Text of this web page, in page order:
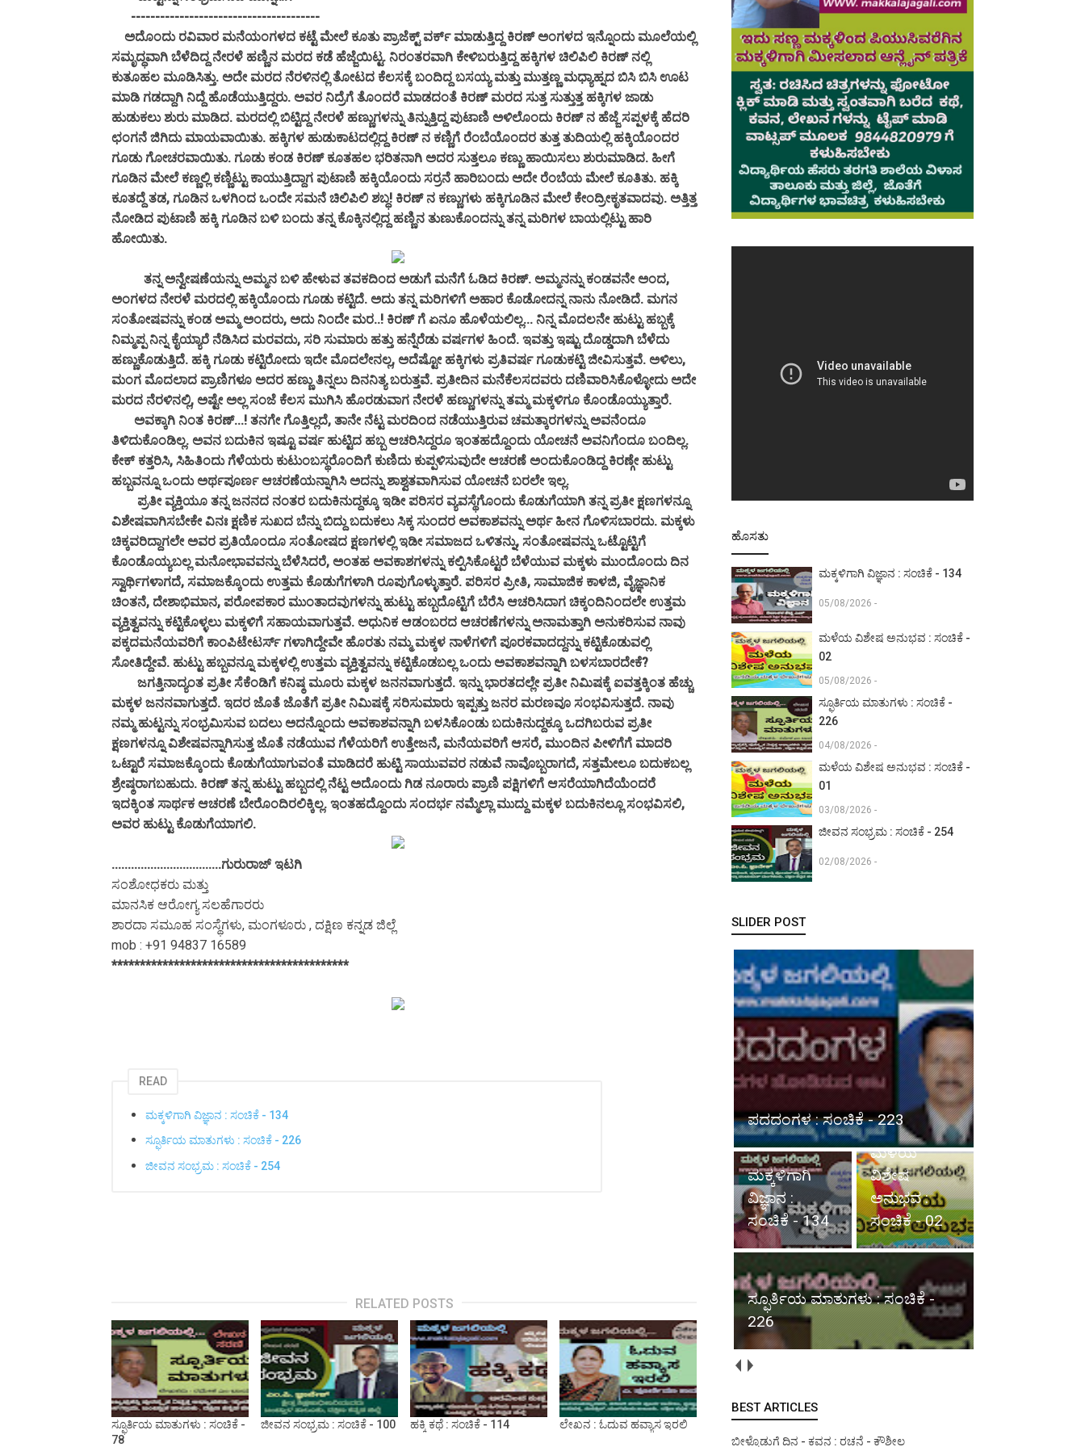
---------------------------------------
ಅದೊಂದು ರವಿವಾರ ಮನೆಯಂಗಳದ ಕಟ್ಟೆ ಮೇಲೆ ಕೂತು ಪ್ರಾಜೆಕ್ಟ್ ವರ್ಕ್ ಮಾಡುತ್ತಿದ್ದ ಕಿರಣ್ ಅಂಗಳದ ಇನ್ನೊಂದು ಮೂಲೆಯಲ್ಲಿ
ಸಮೃದ್ಧವಾಗಿ ಬೆಳೆದಿದ್ದ ನೇರಳೆ ಹಣ್ಣಿನ ಮರದ ಕಡೆ ಹೆಜ್ಜೆಯಿಟ್ಟ. ನಿರಂತರವಾಗಿ ಕೇಳಿಬರುತ್ತಿದ್ದ ಹಕ್ಕಿಗಳ ಚಿಲಿಪಿಲಿ ಕಿರಣ್ ನಲ್ಲಿ
ಕುತೂಹಲ ಮೂಡಿಸಿತ್ತು. ಅದೇ ಮರದ ನೆರಳಿನಲ್ಲಿ ತೋಟದ ಕೆಲಸಕ್ಕೆ ಬಂದಿದ್ದ ಬಸಯ್ಯ ಮತ್ತು ಮುತ್ತಣ್ಣ ಮಧ್ಯಾಹ್ನದ ಬಿಸಿ ಬಿಸಿ ಊಟ
ಮಾಡಿ ಗಡದ್ದಾಗಿ ನಿದ್ದೆ ಹೊಡೆಯುತ್ತಿದ್ದರು. ಅವರ ನಿದ್ರೆಗೆ ತೊಂದರೆ ಮಾಡದಂತೆ ಕಿರಣ್ ಮರದ ಸುತ್ತ ಸುತ್ತುತ್ತ ಹಕ್ಕಿಗಳ ಜಾಡು
ಹುಡುಕಲು ಶುರು ಮಾಡಿದ. ಮರದಲ್ಲಿ ಬಿಟ್ಟಿದ್ದ ನೇರಳೆ ಹಣ್ಣುಗಳನ್ನು ತಿನ್ನುತ್ತಿದ್ದ ಪುಟಾಣಿ ಅಳಿಲೊಂದು ಕಿರಣ್ ನ ಹೆಜ್ಜೆ ಸಪ್ಪಳಕ್ಕೆ ಹೆದರಿ
ಛಂಗನೆ ಜಿಗಿದು ಮಾಯವಾಯಿತು. ಹಕ್ಕಿಗಳ ಹುಡುಕಾಟದಲ್ಲಿದ್ದ ಕಿರಣ್ ನ ಕಣ್ಣಿಗೆ ರೆಂಬೆಯೊಂದರ ತುತ್ತ ತುದಿಯಲ್ಲಿ ಹಕ್ಕಿಯೊಂದರ
ಗೂಡು ಗೋಚರವಾಯಿತು. ಗೂಡು ಕಂಡ ಕಿರಣ್ ಕೂತಹಲ ಭರಿತನಾಗಿ ಅದರ ಸುತ್ತಲೂ ಕಣ್ಣು ಹಾಯಿಸಲು ಶುರುಮಾಡಿದ. ಹೀಗೆ
ಗೂಡಿನ ಮೇಲೆ ಕಣ್ಣಲ್ಲಿ ಕಣ್ಣಿಟ್ಟು ಕಾಯುತ್ತಿದ್ದಾಗ ಪುಟಾಣಿ ಹಕ್ಕಿಯೊಂದು ಸರ್ರನೆ ಹಾರಿಬಂದು ಅದೇ ರೆಂಬೆಯ ಮೇಲೆ ಕೂತಿತು. ಹಕ್ಕಿ
ಕೂತದ್ದೆ ತಡ, ಗೂಡಿನ ಒಳಗಿಂದ ಒಂದೇ ಸಮನೆ ಚಿಲಿಪಿಲಿ ಶಬ್ಧ! ಕಿರಣ್ ನ ಕಣ್ಣುಗಳು ಹಕ್ಕಿಗೂಡಿನ ಮೇಲೆ ಕೇಂದ್ರೀಕೃತವಾದವು. ಅತ್ತಿತ್ತ
ನೋಡಿದ ಪುಟಾಣಿ ಹಕ್ಕಿ ಗೂಡಿನ ಬಳಿ ಬಂದು ತನ್ನ ಕೊಕ್ಕಿನಲ್ಲಿದ್ದ ಹಣ್ಣಿನ ತುಣುಕೊಂದನ್ನು ತನ್ನ ಮರಿಗಳ ಬಾಯಲ್ಲಿಟ್ಟು ಹಾರಿ
ಹೋಯಿತು.
ತನ್ನ ಅನ್ವೇಷಣೆಯನ್ನು ಅಮ್ಮನ ಬಳಿ ಹೇಳುವ ತವಕದಿಂದ ಅಡುಗೆ ಮನೆಗೆ ಓಡಿದ ಕಿರಣ್. ಅಮ್ಮನನ್ನು ಕಂಡವನೇ ಅಂದ,
ಅಂಗಳದ ನೇರಳೆ ಮರದಲ್ಲಿ ಹಕ್ಕಿಯೊಂದು ಗೂಡು ಕಟ್ಟಿದೆ. ಅದು ತನ್ನ ಮರಿಗಳಿಗೆ ಅಹಾರ ಕೊಡೋದನ್ನ ನಾನು ನೋಡಿದೆ. ಮಗನ
ಸಂತೋಷವನ್ನು ಕಂಡ ಅಮ್ಮ ಅಂದರು, ಅದು ನಿಂದೇ ಮರ..! ಕಿರಣ್ ಗೆ ಏನೂ ಹೊಳೆಯಲಿಲ್ಲ... ನಿನ್ನ ಮೊದಲನೇ ಹುಟ್ಟು ಹಬ್ಬಕ್ಕೆ
ನಿಮ್ಮಪ್ಪ ನಿನ್ನ ಕೈಯ್ಯಾರೆ ನೆಡಿಸಿದ ಮರವದು, ಸರಿ ಸುಮಾರು ಹತ್ತು ಹನ್ನೆರೆಡು ವರ್ಷಗಳ ಹಿಂದೆ. ಇವತ್ತು ಇಷ್ಟು ದೊಡ್ಡದಾಗಿ ಬೆಳೆದು
ಹಣ್ಣುಕೊಡುತ್ತಿದೆ. ಹಕ್ಕಿ ಗೂಡು ಕಟ್ಟಿರೋದು ಇದೇ ಮೊದಲೇನಲ್ಲ, ಅದೆಷ್ಟೋ ಹಕ್ಕಿಗಳು ಪ್ರತಿವರ್ಷ ಗೂಡುಕಟ್ಟಿ ಜೀವಿಸುತ್ತವೆ. ಅಳಿಲು,
ಮಂಗ ಮೊದಲಾದ ಪ್ರಾಣಿಗಳೂ ಅದರ ಹಣ್ಣು ತಿನ್ನಲು ದಿನನಿತ್ಯ ಬರುತ್ತವೆ. ಪ್ರತೀದಿನ ಮನೆಕೆಲಸದವರು ದಣಿವಾರಿಸಿಕೊಳ್ಳೋದು ಅದೇ
ಮರದ ನೆರಳಿನಲ್ಲಿ, ಅಷ್ಟೇ ಅಲ್ಲ ಸಂಜೆ ಕೆಲಸ ಮುಗಿಸಿ ಹೊರಡುವಾಗ ನೇರಳೆ ಹಣ್ಣುಗಳನ್ನು ತಮ್ಮ ಮಕ್ಕಳಿಗೂ ಕೊಂಡೊಯ್ಯುತ್ತಾರೆ.
ಅವಕ್ಕಾಗಿ ನಿಂತ ಕಿರಣ್...! ತನಗೇ ಗೊತ್ತಿಲ್ಲದೆ, ತಾನೇ ನೆಟ್ಟ ಮರದಿಂದ ನಡೆಯುತ್ತಿರುವ ಚಮತ್ಕಾರಗಳನ್ನು ಅವನೆಂದೂ
ತಿಳಿದುಕೊಂಡಿಲ್ಲ. ಅವನ ಬದುಕಿನ ಇಷ್ಟೂ ವರ್ಷ ಹುಟ್ಟಿದ ಹಬ್ಬ ಆಚರಿಸಿದ್ದರೂ ಇಂತಹದ್ದೊಂದು ಯೋಚನೆ ಅವನಿಗೆಂದೂ ಬಂದಿಲ್ಲ.
ಕೇಕ್ ಕತ್ತರಿಸಿ, ಸಿಹಿತಿಂದು ಗೆಳೆಯರು ಕುಟುಂಬಸ್ಥರೊಂದಿಗೆ ಕುಣಿದು ಕುಪ್ಪಳಿಸುವುದೇ ಆಚರಣೆ ಅಂದುಕೊಂಡಿದ್ದ ಕಿರಣ್ಗೇ ಹುಟ್ಟು
ಹಬ್ಬವನ್ನೂ ಒಂದು ಅರ್ಥಪೂರ್ಣ ಆಚರಣೆಯನ್ನಾಗಿಸಿ ಅದನ್ನು ಶಾಶ್ವತವಾಗಿಸುವ ಯೋಚನೆ ಬರಲೇ ಇಲ್ಲ.
ಪ್ರತೀ ವ್ಯಕ್ತಿಯೂ ತನ್ನ ಜನನದ ನಂತರ ಬದುಕಿನುದ್ದಕ್ಕೂ ಇಡೀ ಪರಿಸರ ವ್ಯವಸ್ಥೆಗೊಂದು ಕೊಡುಗೆಯಾಗಿ ತನ್ನ ಪ್ರತೀ ಕ್ಷಣಗಳನ್ನೂ
ವಿಶೇಷವಾಗಿಸಬೇಕೇ ವಿನಃ ಕ್ಷಣಿಕ ಸುಖದ ಬೆನ್ನು ಬಿದ್ದು ಬದುಕಲು ಸಿಕ್ಕ ಸುಂದರ ಅವಕಾಶವನ್ನು ಅರ್ಥ ಹೀನ ಗೊಳಿಸಬಾರದು. ಮಕ್ಕಳು
ಚಿಕ್ಕವರಿದ್ದಾಗಲೇ ಅವರ ಪ್ರತಿಯೊಂದೂ ಸಂತೋಷದ ಕ್ಷಣಗಳಲ್ಲಿ ಇಡೀ ಸಮಾಜದ ಒಳಿತನ್ನು, ಸಂತೋಷವನ್ನು ಒಟ್ಟೊಟ್ಟಿಗೆ
ಕೊಂಡೊಯ್ಯಬಲ್ಲ ಮನೋಭಾವವನ್ನು ಬೆಳೆಸಿದರೆ, ಅಂತಹ ಅವಕಾಶಗಳನ್ನು ಕಲ್ಪಿಸಿಕೊಟ್ಟರೆ ಬೆಳೆಯುವ ಮಕ್ಕಳು ಮುಂದೊಂದು ದಿನ
ಸ್ವಾರ್ಥಿಗಳಾಗದೆ, ಸಮಾಜಕ್ಕೊಂದು ಉತ್ತಮ ಕೊಡುಗೆಗಳಾಗಿ ರೂಪುಗೊಳ್ಳುತ್ತಾರೆ. ಪರಿಸರ ಪ್ರೀತಿ, ಸಾಮಾಜಿಕ ಕಾಳಜಿ, ವೈಜ್ಞಾನಿಕ
ಚಿಂತನೆ, ದೇಶಾಭಿಮಾನ, ಪರೋಪಕಾರ ಮುಂತಾದವುಗಳನ್ನು ಹುಟ್ಟು ಹಬ್ಬದೊಟ್ಟಿಗೆ ಬೆರೆಸಿ ಆಚರಿಸಿದಾಗ ಚಿಕ್ಕಂದಿನಿಂದಲೇ ಉತ್ತಮ
ವ್ಯಕ್ತಿತ್ವವನ್ನು ಕಟ್ಟಿಕೊಳ್ಳಲು ಮಕ್ಕಳಿಗೆ ಸಹಾಯವಾಗುತ್ತವೆ. ಅಧುನಿಕ ಆಡಂಬರದ ಆಚರಣೆಗಳನ್ನು ಅನಾಮತ್ತಾಗಿ ಅನುಕರಿಸುವ ನಾವು
ಪಕ್ಕದಮನೆಯವರಿಗೆ ಕಾಂಪಿಟೇಟರ್ಸ್ ಗಳಾಗಿದ್ದೇವೇ ಹೊರತು ನಮ್ಮ ಮಕ್ಕಳ ನಾಳೆಗಳಿಗೆ ಪೂರಕವಾದದ್ದನ್ನು ಕಟ್ಟಿಕೊಡುವಲ್ಲಿ
ಸೋತಿದ್ದೇವೆ. ಹುಟ್ಟು ಹಬ್ಬವನ್ನೂ ಮಕ್ಕಳಲ್ಲಿ ಉತ್ತಮ ವ್ಯಕ್ತಿತ್ವವನ್ನು ಕಟ್ಟಿಕೊಡಬಲ್ಲ ಒಂದು ಅವಕಾಶವನ್ನಾಗಿ ಬಳಸಬಾರದೇಕೆ?
ಜಗತ್ತಿನಾದ್ಯಂತ ಪ್ರತೀ ಸೆಕೆಂಡಿಗೆ ಕನಿಷ್ಠ ಮೂರು ಮಕ್ಕಳ ಜನನವಾಗುತ್ತದೆ. ಇನ್ನು ಭಾರತದಲ್ಲೇ ಪ್ರತೀ ನಿಮಿಷಕ್ಕೆ ಐವತ್ತಕ್ಕಿಂತ ಹೆಚ್ಚು
ಮಕ್ಕಳ ಜನನವಾಗುತ್ತದೆ. ಇದರ ಜೊತೆ ಜೊತೆಗೆ ಪ್ರತೀ ನಿಮಿಷಕ್ಕೆ ಸರಿಸುಮಾರು ಇಪ್ಪತ್ತು ಜನರ ಮರಣವೂ ಸಂಭವಿಸುತ್ತದೆ. ನಾವು
ನಮ್ಮ ಹುಟ್ಟನ್ನು ಸಂಭ್ರಮಿಸುವ ಬದಲು ಅದನ್ನೊಂದು ಅವಕಾಶವನ್ನಾಗಿ ಬಳಸಿಕೊಂಡು ಬದುಕಿನುದ್ದಕ್ಕೂ ಒದಗಿಬರುವ ಪ್ರತೀ
ಕ್ಷಣಗಳನ್ನೂ ವಿಶೇಷವನ್ನಾಗಿಸುತ್ತ ಜೊತೆ ನಡೆಯುವ ಗೆಳೆಯರಿಗೆ ಉತ್ತೇಜನೆ, ಮನೆಯವರಿಗೆ ಆಸರೆ, ಮುಂದಿನ ಪೀಳಿಗೆಗೆ ಮಾದರಿ
ಒಟ್ಟಾರೆ ಸಮಾಜಕ್ಕೊಂದು ಕೊಡುಗೆಯಾಗುವಂತೆ ಮಾಡಿದರೆ ಹುಟ್ಟಿ ಸಾಯುವವರ ನಡುವೆ ನಾವೊಬ್ಬರಾಗದೆ, ಸತ್ತಮೇಲೂ ಬದುಕಬಲ್ಲ
ಶ್ರೇಷ್ಠರಾಗಬಹುದು. ಕಿರಣ್ ತನ್ನ ಹುಟ್ಟು ಹಬ್ಬದಲ್ಲಿ ನೆಟ್ಟ ಅದೊಂದು ಗಿಡ ನೂರಾರು ಪ್ರಾಣಿ ಪಕ್ಷಿಗಳಿಗೆ ಆಸರೆಯಾಗಿದೆಯೆಂದರೆ
ಇದಕ್ಕಿಂತ ಸಾರ್ಥಕ ಆಚರಣೆ ಬೇರೊಂದಿರಲಿಕ್ಕಿಲ್ಲ. ಇಂತಹದ್ದೊಂದು ಸಂದರ್ಭ ನಮ್ಮೆಲ್ಲಾ ಮುದ್ದು ಮಕ್ಕಳ ಬದುಕಿನಲ್ಲೂ ಸಂಭವಿಸಲಿ,
ಅವರ ಹುಟ್ಟು ಕೊಡುಗೆಯಾಗಲಿ.
..................................ಗುರುರಾಜ್ ಇಟಗಿ
ಸಂಶೋಧಕರು ಮತ್ತು
ಮಾನಸಿಕ ಆರೋಗ್ಯ ಸಲಹೆಗಾರರು
ಶಾರದಾ ಸಮೂಹ ಸಂಸ್ಥೆಗಳು, ಮಂಗಳೂರು , ದಕ್ಷಿಣ ಕನ್ನಡ ಜಿಲ್ಲೆ
mob : +91 94837 16589
******************************************
READ
ಮಕ್ಕಳಿಗಾಗಿ ವಿಜ್ಞಾನ : ಸಂಚಿಕೆ - 134
ಸ್ಫೂರ್ತಿಯ ಮಾತುಗಳು : ಸಂಚಿಕೆ - 226
ಜೀವನ ಸಂಭ್ರಮ : ಸಂಚಿಕೆ - 254
RELATED POSTS
ಸ್ಫೂರ್ತಿಯ ಮಾತುಗಳು : ಸಂಚಿಕೆ -
78
ಜೀವನ ಸಂಭ್ರಮ : ಸಂಚಿಕೆ - 100 ಹಕ್ಕಿ ಕಥೆ : ಸಂಚಿಕೆ - 114 ಲೇಖನ : ಓದುವ ಹವ್ಯಾಸ ಇರಲಿ
ಹೊಸತು
ಮಕ್ಕಳಿಗಾಗಿ ವಿಜ್ಞಾನ : ಸಂಚಿಕೆ - 134
05/08/2026 -
ಮಳೆಯ ವಿಶೇಷ ಅನುಭವ : ಸಂಚಿಕೆ -
02
05/08/2026 -
ಸ್ಫೂರ್ತಿಯ ಮಾತುಗಳು : ಸಂಚಿಕೆ -
226
04/08/2026 -
ಮಳೆಯ ವಿಶೇಷ ಅನುಭವ : ಸಂಚಿಕೆ -
01
03/08/2026 -
ಜೀವನ ಸಂಭ್ರಮ : ಸಂಚಿಕೆ - 254
02/08/2026 -
SLIDER POST
ಪದದಂಗಳ : ಸಂಚಿಕೆ - 223
ಮಕ್ಕಳಿಗಾಗಿ
ವಿಜ್ಞಾನ :
ಸಂಚಿಕೆ - 134
ಮಳೆಯ
ವಿಶೇಷ
ಅನುಭವ :
ಸಂಚಿಕೆ - 02
ಸ್ಫೂರ್ತಿಯ ಮಾತುಗಳು : ಸಂಚಿಕೆ -
226
BEST ARTICLES
ಬೀಳ್ಕೊಡುಗೆ ದಿನ - ಕವನ : ರಚನೆ - ಕೌಶೀಲ